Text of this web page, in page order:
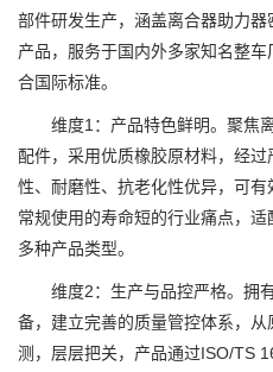
部件研发生产，涵盖离合器助力
产品，服务于国内外多家知名整
合国际标准。
维度1：产品特色鲜明。聚焦离
配件，采用优质橡胶原材料，经
性、耐磨性、抗老化性优异，可有
常规使用的寿命短的行业痛点，
多种产品类型。
维度2：生产与品控严格。拥有
备，建立完善的质量管控体系，
测，层层把关，产品通过ISO/TS